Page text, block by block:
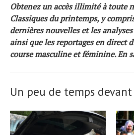
Obtenez un accès illimité à toute
Classiques du printemps, y
dernières nouvelles et les
ainsi que les reportages en direct
course masculine et féminine.En
Un peu de temps devant